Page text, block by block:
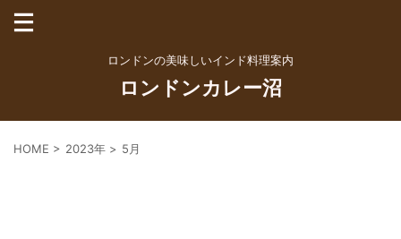
ロンドンの美味しいインド料理案内
ロンドンカレー沼
HOME > 2023年 > 5月